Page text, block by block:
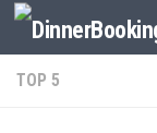
TOP 5